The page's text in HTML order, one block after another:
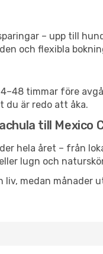
– upp till
och flexibla
timmar före
är redo att åka.
till Mexico
hela året – från
lugn och
medan månader